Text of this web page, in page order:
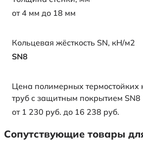
от 4 мм до 18 мм
Кольцевая жёсткость SN, кН/м2
SN8
Цена полимерных термостойких
труб с защитным покрытием SN8
от 1 230 руб. до 16 238 руб.
Сопутствующие товары